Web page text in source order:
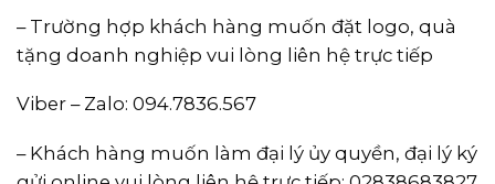
– Trường hợp khách hàng muốn đặt logo, quà
tặng doanh nghiệp vui lòng liên hệ trực tiếp
Viber – Zalo: 094.7836.567
– Khách hàng muốn làm đại lý ủy quyền, đại lý ký